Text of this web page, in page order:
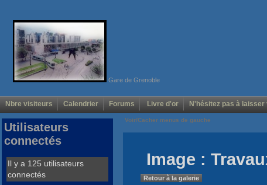
Gare de Grenoble
Nbre visiteurs Calendrier Forums Livre d'or N'hésitez pas à
Voir/Cacher menus de gauche
Image :
Retour à la galerie
Utilisateurs
connectés
Il y a 125 utilisateurs
connectés